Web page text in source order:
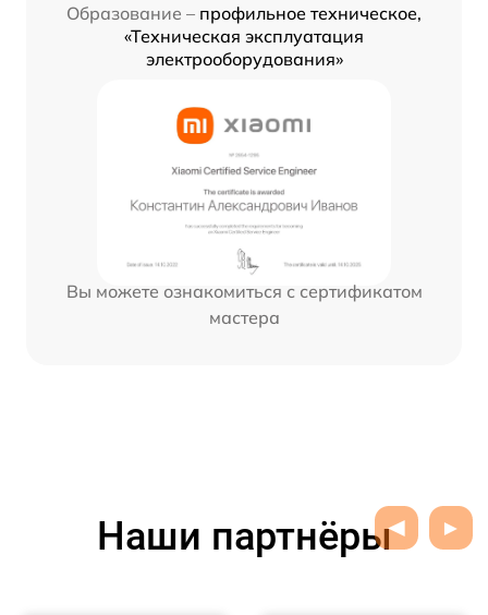
Образование – профильное техническое,
«Техническая эксплуатация
электрооборудования»
Вы можете ознакомиться с сертификатом
мастера
Наши партнёры